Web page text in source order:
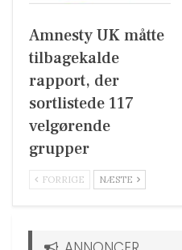
Amnesty UK måtte
tilbagekalde
rapport, der
sortlistede 117
velgørende
grupper
FORRIGE NÆSTE